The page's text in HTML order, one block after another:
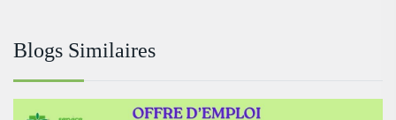
Blogs Similaires